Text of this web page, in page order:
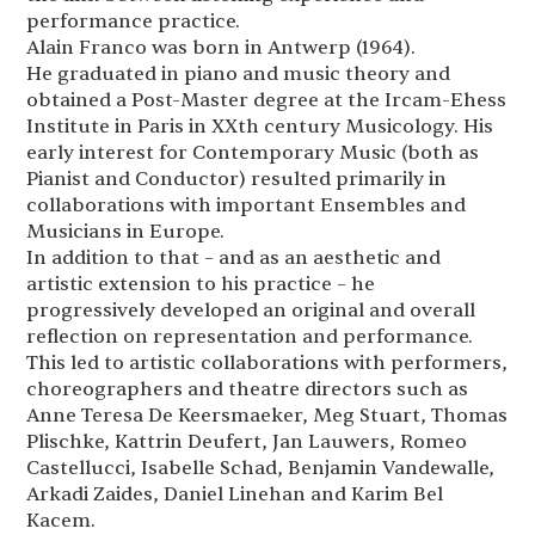
performance practice.
Alain Franco was born in Antwerp (1964).
He graduated in piano and music theory and
obtained a Post-Master degree at the Ircam-Ehess
Institute in Paris in XXth century Musicology. His
early interest for Contemporary Music (both as
Pianist and Conductor) resulted primarily in
collaborations with important Ensembles and
Musicians in Europe.
In addition to that – and as an aesthetic and
artistic extension to his practice – he
progressively developed an original and overall
reflection on representation and performance.
This led to artistic collaborations with performers,
choreographers and theatre directors such as
Anne Teresa De Keersmaeker, Meg Stuart, Thomas
Plischke, Kattrin Deufert, Jan Lauwers, Romeo
Castellucci, Isabelle Schad, Benjamin Vandewalle,
Arkadi Zaides, Daniel Linehan and Karim Bel
Kacem.